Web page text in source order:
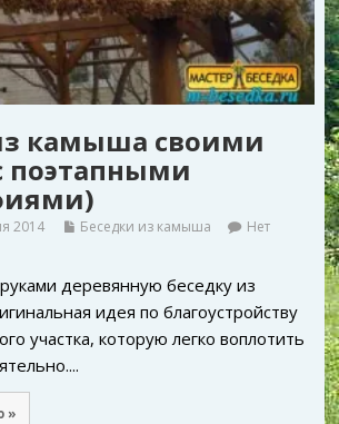
камыша своими
поэтапными
2014 Беседки из камыша
Нет
деревянную беседку из
идея по благоустройству
участка, которую легко воплотить
»